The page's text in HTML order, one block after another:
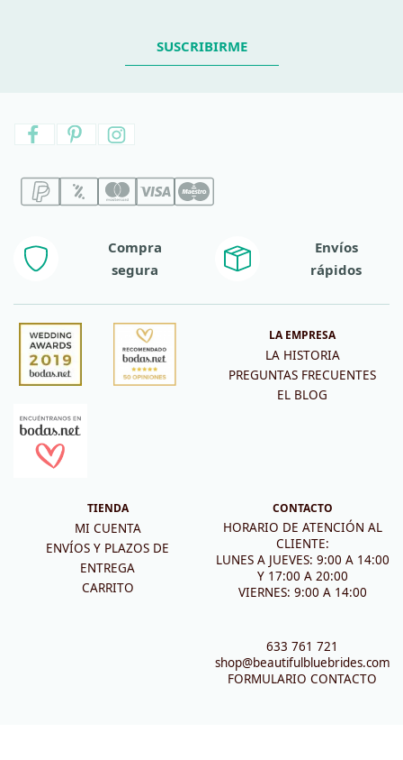
SUSCRIBIRME
Compra
segura
Envíos
rápidos
LA EMPRESA
LA HISTORIA
PREGUNTAS FRECUENTES
EL BLOG
TIENDA
MI CUENTA
ENVÍOS Y PLAZOS DE
ENTREGA
CARRITO
CONTACTO
HORARIO DE ATENCIÓN AL
CLIENTE:
LUNES A JUEVES: 9:00 A 14:00
Y 17:00 A 20:00
VIERNES: 9:00 A 14:00
633 761 721
shop@beautifulbluebrides.com
FORMULARIO CONTACTO